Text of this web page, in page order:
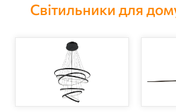
Світильники для